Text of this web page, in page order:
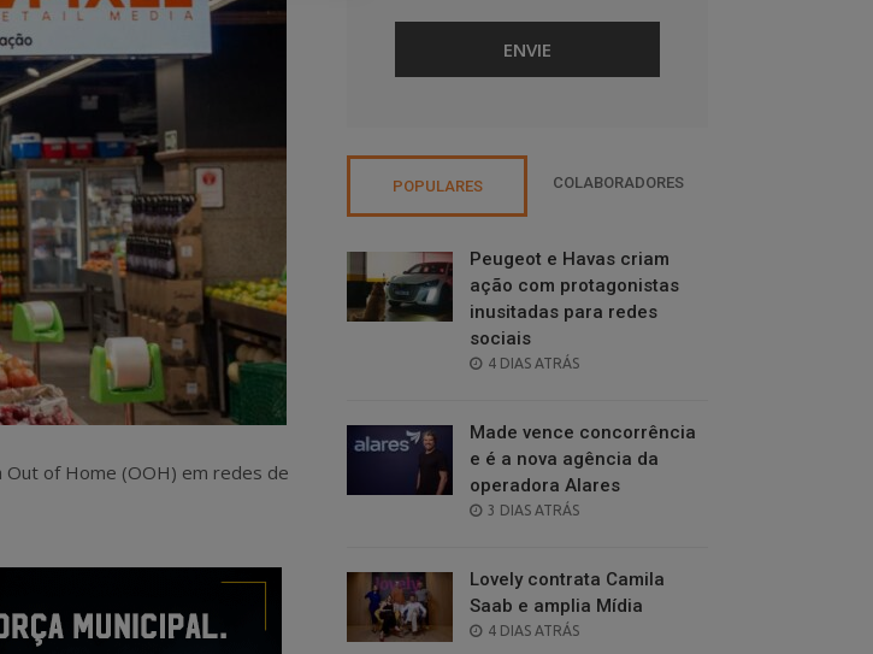
Out of Home (OOH) em redes de
POPULARES COLABORADORES
Peugeot e Havas criam
ação com protagonistas
inusitadas para redes
sociais
POSTED
4 DIAS ATRÁS
Made vence concorrência
e é a nova agência da
operadora Alares
POSTED
3 DIAS ATRÁS
Lovely contrata Camila
Saab e amplia Mídia
POSTED
4 DIAS ATRÁS